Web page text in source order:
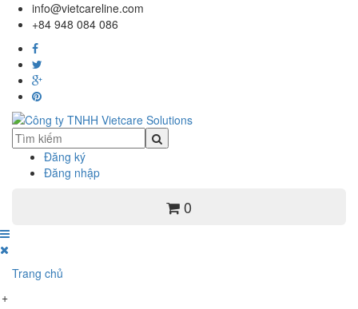
info@vietcareline.com
+84 948 084 086
Đăng ký
Đăng nhập
0
Trang chủ
+